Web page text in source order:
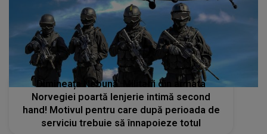
Dimineața Nebună. Militarii din armata
Norvegiei poartă lenjerie intimă second
hand! Motivul pentru care după perioada de
serviciu trebuie să înnapoieze totul